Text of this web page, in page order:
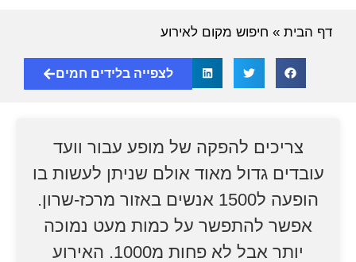
דף הבית » חיפוש מקום לאירוע
לצפייה בלידים חמים
צריכים להפקה של מופע עבור וועד
עובדים גדול מאוד אולם שניתן לעשות בו
הופעה ל1500 אנשים באזור מרכז-שרון.
אפשר להתפשר על כמות מעט נמוכה
יותר אבל לא פחות מ1000. האירוע